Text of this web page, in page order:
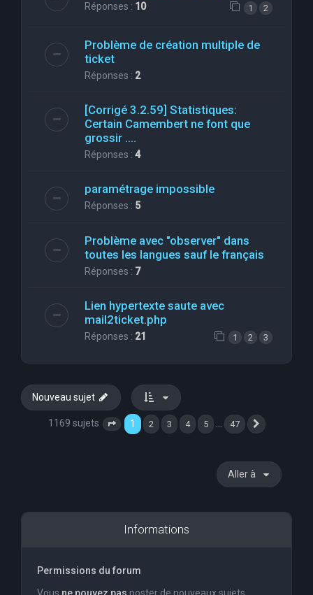
Réponses : 10 1 2
Problème de création multiple de
ticket
Réponses : 2
[Corrigé 3.2.59] Statistiques:
Certain Camembert ne font que
grossir ....
Réponses : 4
paramétrage impossible
Réponses : 5
Problème avec "observer" dans
toutes les langues sauf le français
Réponses : 7
Lien hypertexte saute avec
mail2ticket.php
Réponses : 21 1 2 3
Nouveau sujet
1169 sujets Page 1 sur 47
1 2 3 4 5 … 47
Aller à
Informations
Permissions du forum
Vous ne pouvez pas poster de nouveaux sujets